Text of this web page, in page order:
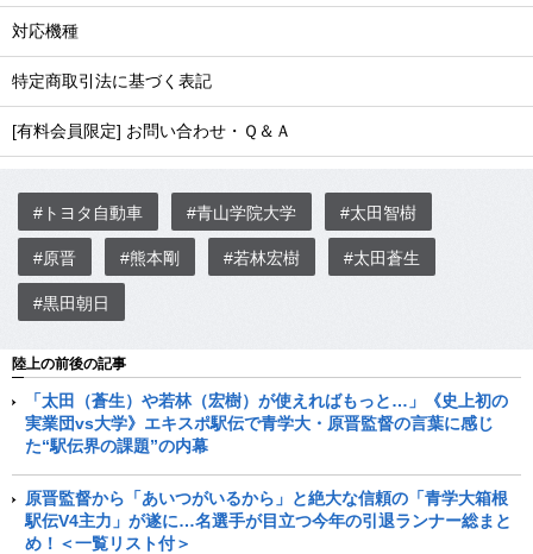
対応機種
特定商取引法に基づく表記
[有料会員限定] お問い合わせ・Ｑ＆Ａ
#トヨタ自動車 #青山学院大学 #太田智樹
#原晋 #熊本剛 #若林宏樹 #太田蒼生
#黒田朝日
陸上の前後の記事
「太田（蒼生）や若林（宏樹）が使えればもっと…」《史上初の
実業団vs大学》エキスポ駅伝で青学大・原晋監督の言葉に感じ
た“駅伝界の課題”の内幕
原晋監督から「あいつがいるから」と絶大な信頼の「青学大箱根
駅伝V4主力」が遂に…名選手が目立つ今年の引退ランナー総まと
め！＜一覧リスト付＞